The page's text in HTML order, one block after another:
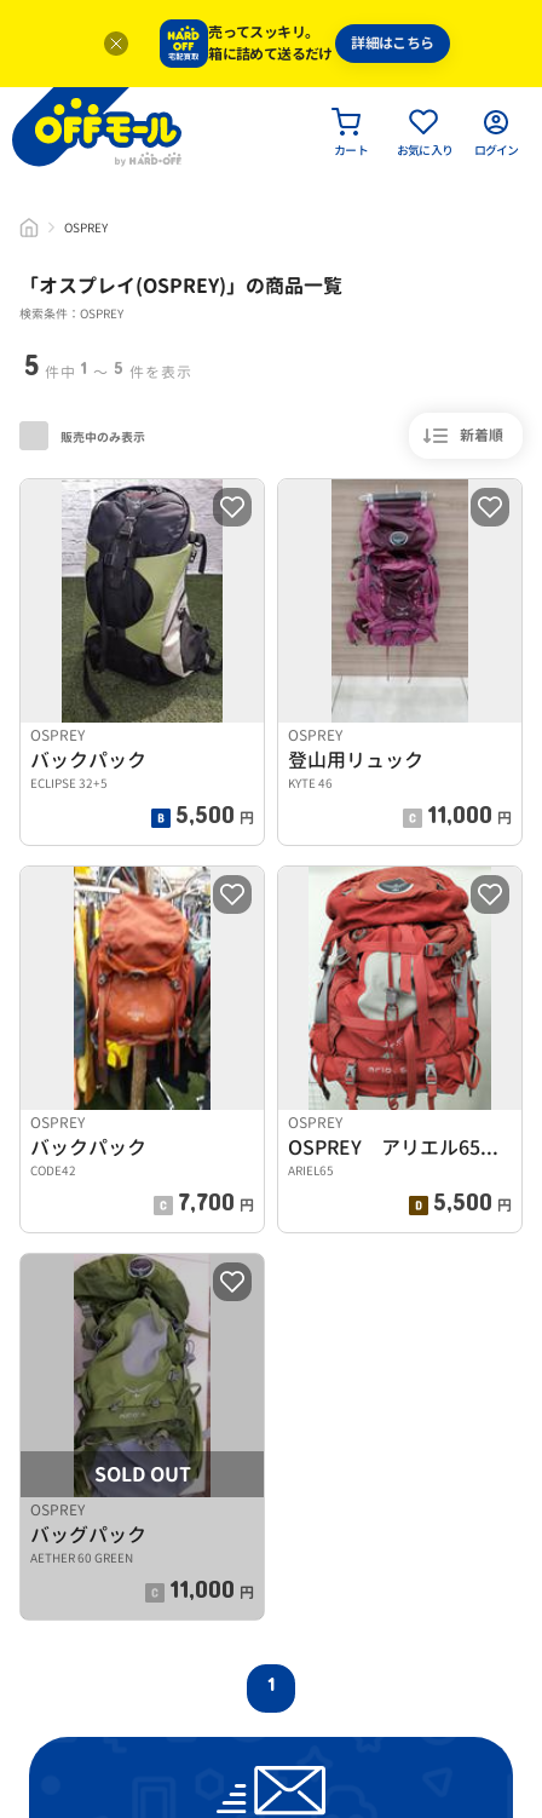
売ってスッキリ。
箱に詰めて送るだけ
詳細はこちら
カート お気に入り ログイン
OSPREY
「オスプレイ(OSPREY)」 の商品一覧
検索条件：OSPREY
5 件中 1 〜 5 件を表示
新着順
販売中のみ表示
OSPREY
バックパック
ECLIPSE 32+5
5,500 円
OSPREY
登山用リュック
KYTE 46
11,000 円
OSPREY
バックパック
CODE42
7,700 円
OSPREY
OSPREY アリエル65 バックパック リュック
ARIEL65
5,500 円
SOLD OUT
OSPREY
バッグパック
AETHER 60 GREEN
11,000 円
1